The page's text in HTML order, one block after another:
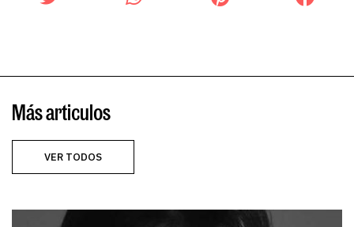
Más articulos
VER TODOS